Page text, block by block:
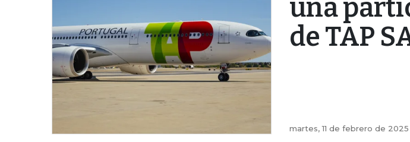
una
de TAP
martes, 11 de febrero de 2025